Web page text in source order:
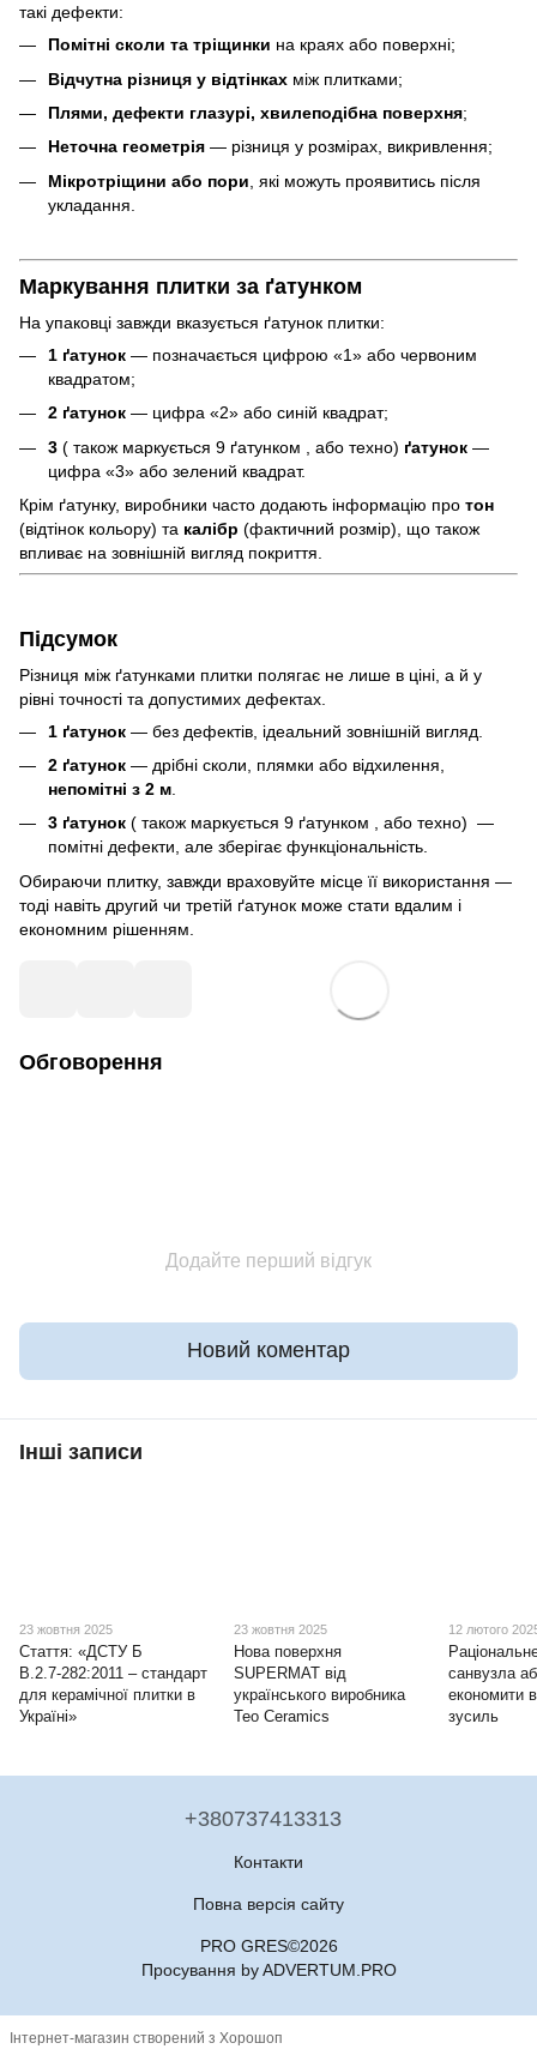
такі дефекти:
Помітні сколи та тріщинки на краях або поверхні;
Відчутна різниця у відтінках між плитками;
Плями, дефекти глазурі, хвилеподібна поверхня;
Неточна геометрія — різниця у розмірах, викривлення;
Мікротріщини або пори , які можуть проявитись після
укладання.
Маркування плитки за ґатунком
На упаковці завжди вказується ґатунок плитки:
1 ґатунок — позначається цифрою «1» або червоним
квадратом;
2 ґатунок — цифра «2» або синій квадрат;
3 ( також маркується 9 ґатунком , або техно) ґатунок —
цифра «3» або зелений квадрат.
Крім ґатунку, виробники часто додають інформацію про тон
(відтінок кольору) та калібр (фактичний розмір), що також
впливає на зовнішній вигляд покриття.
Підсумок
Різниця між ґатунками плитки полягає не лише в ціні, а й у
рівні точності та допустимих дефектах.
1 ґатунок — без дефектів, ідеальний зовнішній вигляд.
2 ґатунок — дрібні сколи, плямки або відхилення,
непомітні з 2 м
3 ґатунок ( також маркується 9 ґатунком , або техно) —
помітні дефекти, але зберігає функціональність.
Обираючи плитку, завжди враховуйте місце її використання —
тоді навіть другий чи третій ґатунок може стати вдалим і
економним рішенням.
Обговорення
Додайте перший відгук
Новий коментар
Інші записи
23 жовтня 2025
Стаття: «ДСТУ Б
В.2.7‑282:2011 – стандарт
для керамічної плитки в
Україні»
23 жовтня 2025
Нова поверхня
SUPERMAT від
українського виробника
Teo Ceramics
12 лютого
санвузла
економити
зусиль
+380737413313
Контакти
Повна версія сайту
PRO GRES©2026
Просування by ADVERTUM.PRO
Інтернет-магазин створений з Хорошоп